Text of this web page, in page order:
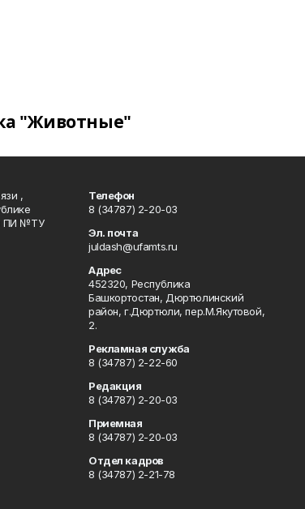
"Животные"
,
ПИ №ТУ
Телефон
8 (34787) 2-20-03
Эл. почта
juldash@ufamts.ru
Адрес
452320, Республика
Башкортостан, Дюртюлинский
район, г.Дюртюли, пер.М.Якутовой,
2.
Рекламная служба
8 (34787) 2-22-60
Редакция
8 (34787) 2-20-03
Приемная
8 (34787) 2-20-03
Отдел кадров
8 (34787) 2-21-78